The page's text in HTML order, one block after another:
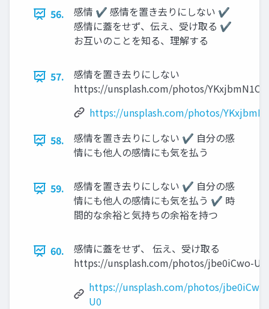
56.
感情 ✔ 感情を置き去りにしない ✔
感情に蓋をせず、伝え、受け取る ✔
お互いのことを知る、理解する
57.
感情を置き去りにしない
https://unsplash.com/photos/
https://unsplash.com/photos/
58.
感情を置き去りにしない ✔ 自分の感
情にも他人の感情にも気を払う
59.
感情を置き去りにしない ✔ 自分の感
情にも他人の感情にも気を払う ✔ 時
間的な余裕と気持ちの余裕を持つ
60.
感情に蓋をせず、 伝え、受け取る
https://unsplash.com/photos/jbe0iCwo-U0
https://unsplash.com/photos/jbe0iCwo-
U0